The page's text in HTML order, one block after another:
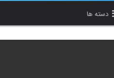
دسته ها